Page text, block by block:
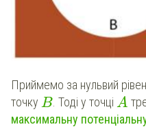
Приймемо за нульвий
точку B. Тоді у точці A
максимальну